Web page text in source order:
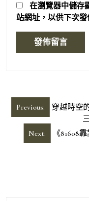
在瀏覽器中儲存
站網址，以供下次發
文
章
Previous:
穿越時空
Next:
《81608